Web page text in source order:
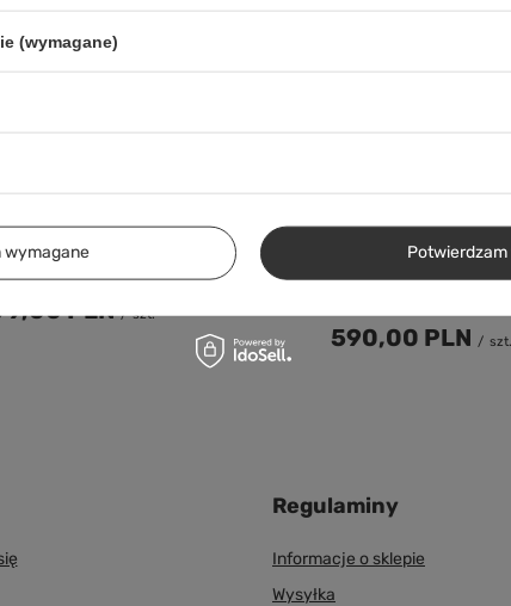
Surron Ultra Bee
– Jakość OEM
PLN / szt.
hamulca Ultra Bee do
590,00 PLN / szt.
Regulaminy
Informacje o sklepie
Wysyłka
(wymagane)
wymagane